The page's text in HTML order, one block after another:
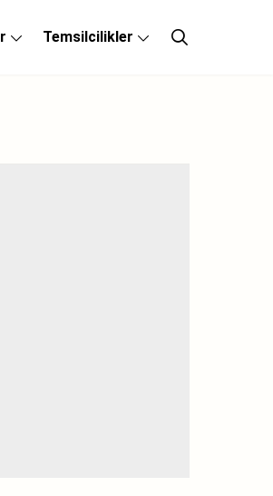
Temsilcilikler